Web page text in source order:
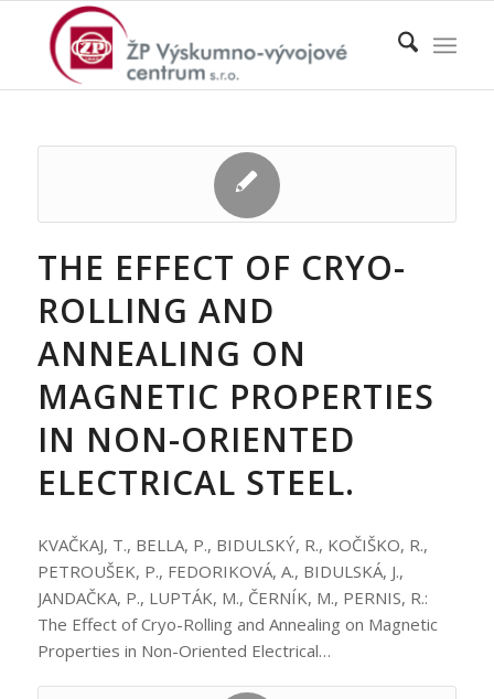
THE EFFECT OF CRYO-
ROLLING AND
ANNEALING ON
MAGNETIC PROPERTIES
IN NON-ORIENTED
ELECTRICAL STEEL.
KVAČKAJ, T., BELLA, P., BIDULSKÝ, R., KOČIŠKO, R.,
PETROUŠEK, P., FEDORIKOVÁ, A., BIDULSKÁ, J.,
JANDAČKA, P., LUPTÁK, M., ČERNÍK, M., PERNIS, R.:
The Effect of Cryo-Rolling and Annealing on Magnetic
Properties in Non-Oriented Electrical…